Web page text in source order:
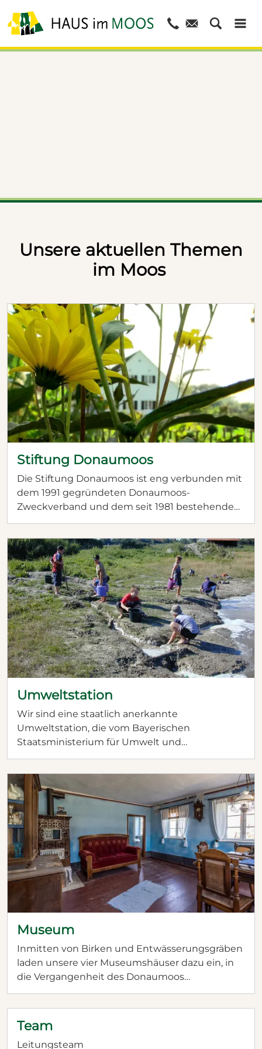
© Dietmar Denger
Unsere aktuellen Themen
im Moos
Stiftung Donaumoos
Die Stiftung Donaumoos ist eng verbunden mit
dem 1991 gegründeten Donaumoos-
Zweckverband und dem seit 1981 bestehenden
Kulturhistorischen Verein Donaumoos (KHV).
Zuhause zu geben, entsteht die Idee, ein
Freilichtmuseum zu errichten. Mit der
Gründung des Zweckverbands
Freilichtmuseum Donaumoos im Jahr 1992 wird
dieses Projekt konkret. 1997 wird aus dem
Zweckverband die Stiftung Donaumoos.
Umweltstation
Wir sind eine staatlich anerkannte
Umweltstation, die vom Bayerischen
Staatsministerium für Umwelt und
ist.
Museum
Inmitten von Birken und Entwässerungsgräben
laden unsere vier Museumshäuser dazu ein, in
die Vergangenheit des Donaumoos
einzutauchen. Der Öxler Hof aus Kleinhohenried
Wohnhaus, Scheune, Stall und Nebengebäude
zeigen den Originalzustand von 1910.
Team
Leitungsteam